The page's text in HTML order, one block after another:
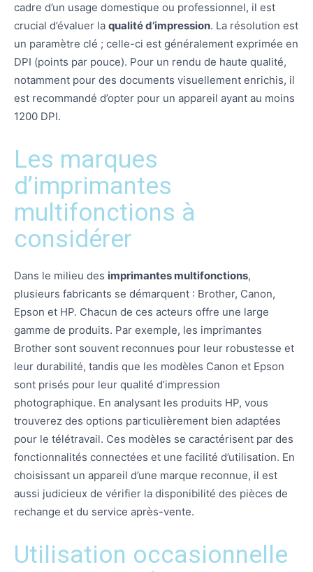
cadre d’un usage domestique ou professionnel, il est
crucial d’évaluer la qualité d’impression. La résolution est
un paramètre clé ; celle-ci est généralement exprimée en
DPI (points par pouce). Pour un rendu de haute qualité,
notamment pour des documents visuellement enrichis, il
est recommandé d’opter pour un appareil ayant au moins
1200 DPI.
Les marques
d’imprimantes
multifonctions à
considérer
Dans le milieu des imprimantes multifonctions,
plusieurs fabricants se démarquent : Brother, Canon,
Epson et HP. Chacun de ces acteurs offre une large
gamme de produits. Par exemple, les imprimantes
Brother sont souvent reconnues pour leur robustesse et
leur durabilité, tandis que les modèles Canon et Epson
sont prisés pour leur qualité d’impression
photographique. En analysant les produits HP, vous
trouverez des options particulièrement bien adaptées
pour le télétravail. Ces modèles se caractérisent par des
fonctionnalités connectées et une facilité d’utilisation. En
choisissant un appareil d’une marque reconnue, il est
aussi judicieux de vérifier la disponibilité des pièces de
rechange et du service après-vente.
Utilisation occasionnelle